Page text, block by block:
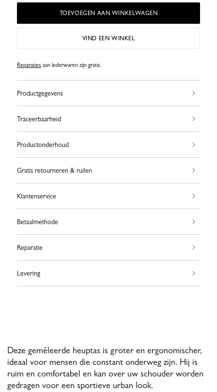
TOEVOEGEN AAN WINKELWAGEN
VIND EEN WINKEL
Reparaties aan lederwaren zijn gratis.
Productgegevens
Traceerbaarheid
Productonderhoud
Gratis retourneren & ruilen
Klantenservice
Betaalmethode
Reparatie
Levering
Deze gemêleerde heuptas is groter en ergonomischer,
ideaal voor mensen die constant onderweg zijn. Hij is
ruim en comfortabel en kan over uw schouder worden
gedragen voor een sportieve urban look.